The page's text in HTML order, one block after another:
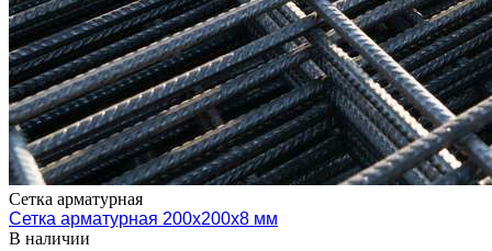
Сетка арматурная
Сетка арматурная 200х200х8 мм
В наличии